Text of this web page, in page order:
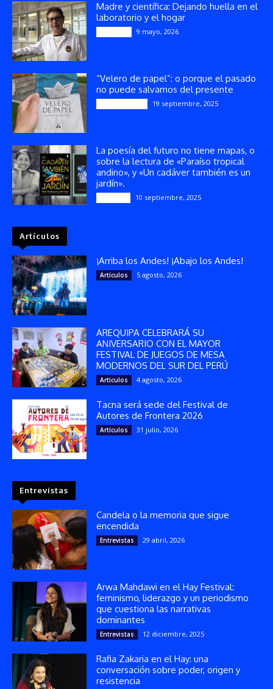
Madre y científica: Dejando huella en el
laboratorio y el hogar
9 mayo, 2026
“Velero de papel”: o porque el pasado
no puede salvarnos del presente
19 septiembre, 2025
La poesía del futuro no tiene mapas, o
sobre la lectura de «Paraíso tropical
andino», y «Un cadáver también es un
jardín».
10 septiembre, 2025
Artículos
¡Arriba los Andes! ¡Abajo los Andes!
Artículos 5 agosto, 2026
AREQUIPA CELEBRARÁ SU
ANIVERSARIO CON EL MAYOR
FESTIVAL DE JUEGOS DE MESA
MODERNOS DEL SUR DEL PERÚ
Artículos 4 agosto, 2026
Tacna será sede del Festival de
Autores de Frontera 2026
Artículos 31 julio, 2026
Entrevistas
Candela o la memoria que sigue
encendida
Entrevistas 29 abril, 2026
Arwa Mahdawi en el Hay Festival:
feminismo, liderazgo y un periodismo
que cuestiona las narrativas
dominantes
Entrevistas 12 diciembre, 2025
Rafia Zakaria en el Hay: una
conversación sobre poder, origen y
resistencia